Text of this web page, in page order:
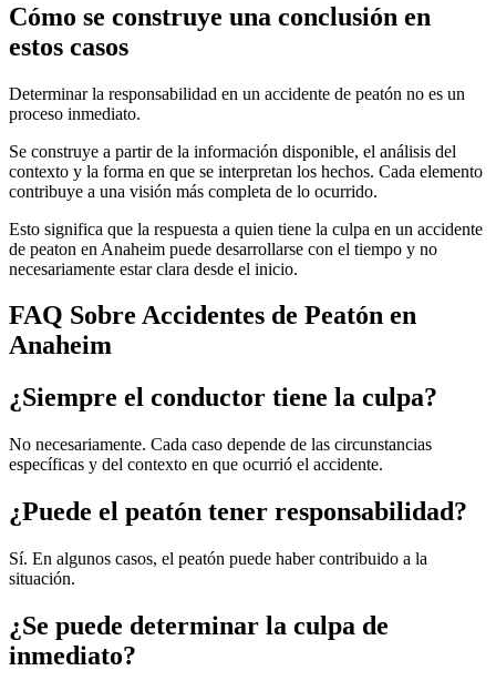
Cómo se construye una conclusión en
estos casos
Determinar la responsabilidad en un accidente de peatón no es un
proceso inmediato.
Se construye a partir de la información disponible, el análisis del
contexto y la forma en que se interpretan los hechos. Cada elemento
contribuye a una visión más completa de lo ocurrido.
Esto significa que la respuesta a quien tiene la culpa en un accidente
de peaton en Anaheim puede desarrollarse con el tiempo y no
necesariamente estar clara desde el inicio.
FAQ Sobre Accidentes de Peatón en
Anaheim
¿Siempre el conductor tiene la culpa?
No necesariamente. Cada caso depende de las circunstancias
específicas y del contexto en que ocurrió el accidente.
¿Puede el peatón tener responsabilidad?
Sí. En algunos casos, el peatón puede haber contribuido a la
situación.
¿Se puede determinar la culpa de
inmediato?